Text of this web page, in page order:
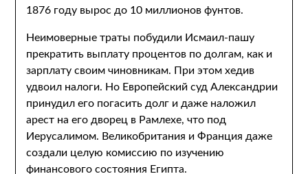
1876 году вырос до 10 миллионов фунтов.
Неимоверные траты побудили Исмаил-пашу
прекратить выплату процентов по долгам, как и
зарплату своим чиновникам. При этом хедив
удвоил налоги. Но Европейский суд Александрии
принудил его погасить долг и даже наложил
арест на его дворец в Рамлехе, что под
Иерусалимом. Великобритания и Франция даже
создали целую комиссию по изучению
финансового состояния Египта.